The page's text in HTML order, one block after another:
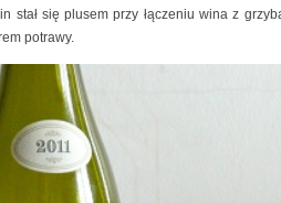
stał się plusem przy łączeniu wina z
potrawy.